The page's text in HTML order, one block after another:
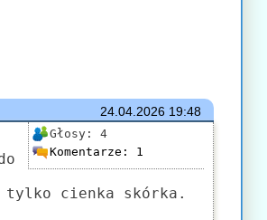
24.04.202619:48
Głosy: 4
Komentarze: 1
tylko cienka skórka.